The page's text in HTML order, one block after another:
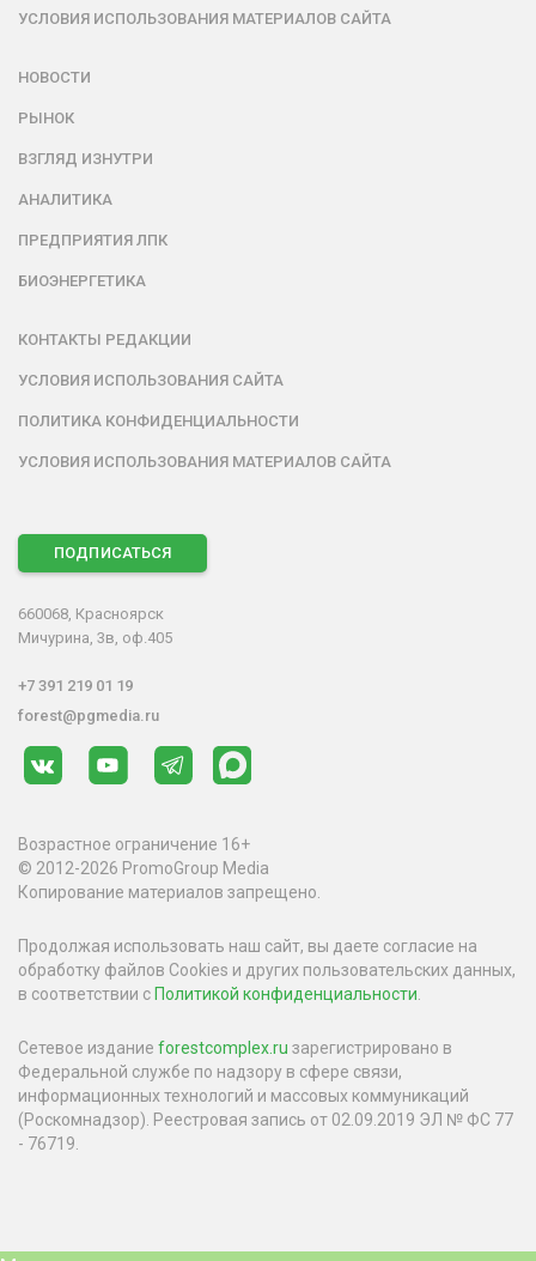
УСЛОВИЯ ИСПОЛЬЗОВАНИЯ МАТЕРИАЛОВ САЙТА
НОВОСТИ
РЫНОК
ВЗГЛЯД ИЗНУТРИ
АНАЛИТИКА
ПРЕДПРИЯТИЯ ЛПК
БИОЭНЕРГЕТИКА
КОНТАКТЫ РЕДАКЦИИ
УСЛОВИЯ ИСПОЛЬЗОВАНИЯ САЙТА
ПОЛИТИКА КОНФИДЕНЦИАЛЬНОСТИ
УСЛОВИЯ ИСПОЛЬЗОВАНИЯ МАТЕРИАЛОВ САЙТА
ПОДПИСАТЬСЯ
660068, Красноярск
Мичурина, 3в, оф.405
+7 391 219 01 19
forest@pgmedia.ru
Возрастное ограничение 16+
© 2012-2026 PromoGroup Media
Копирование материалов запрещено.
Продолжая использовать наш сайт, вы даете согласие на
обработку файлов Cookies и других пользовательских данных,
в соответствии сПолитикой конфиденциальности
Сетевое издание forestcomplex.ru зарегистрировано в
Федеральной службе по надзору в сфере связи,
информационных технологий и массовых коммуникаций
(Роскомнадзор). Реестровая запись от 02.09.2019 ЭЛ № ФС 77
- 76719.